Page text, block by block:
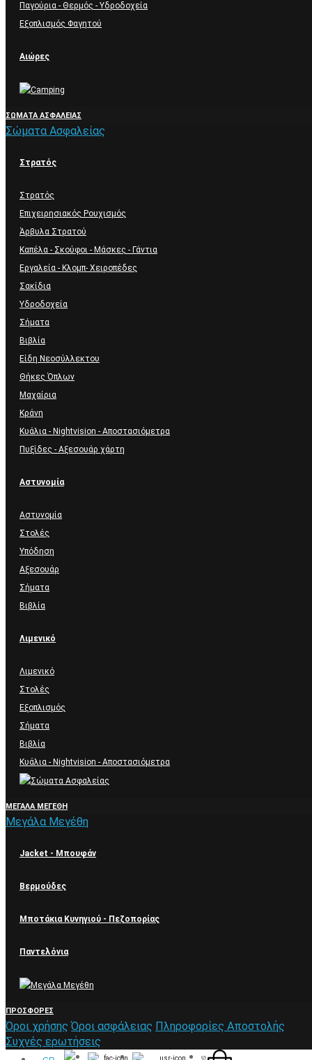
Παγούρια - Θερμός - Υδροδοχεία
Εξοπλισμός Φαγητού
Αιώρες
ΣΏΜΑΤΑ ΑΣΦΑΛΕΊΑΣ
Σώματα Ασφαλείας
Στρατός
Στρατός
Επιχειρησιακός Ρουχισμός
Άρβυλα Στρατού
Καπέλα - Σκούφοι - Μάσκες - Γάντια
Εργαλεία - Κλομπ- Χειροπέδες
Σακίδια
Υδροδοχεία
Σήματα
Βιβλία
Είδη Νεοσύλλεκτου
Θήκες Όπλων
Μαχαίρια
Κράνη
Κυάλια - Nightvision - Αποστασιόμετρα
Πυξίδες - Αξεσουάρ χάρτη
Αστυνομία
Αστυνομία
Στολές
Υπόδηση
Αξεσουάρ
Σήματα
Βιβλία
Λιμενικό
Λιμενικό
Στολές
Εξοπλισμός
Σήματα
Βιβλία
Κυάλια - Nightvision - Αποστασιόμετρα
ΜΕΓΆΛΑ ΜΕΓΈΘΗ
Μεγάλα Μεγέθη
Jacket - Μπουφάν
Βερμούδες
Μποτάκια Κυνηγιού - Πεζοπορίας
Παντελόνια
ΠΡΟΣΦΟΡΈΣ
Όροι χρήσης Όροι ασφάλειας Πληροφορίες Αποστολής
Συχνές ερωτήσεις